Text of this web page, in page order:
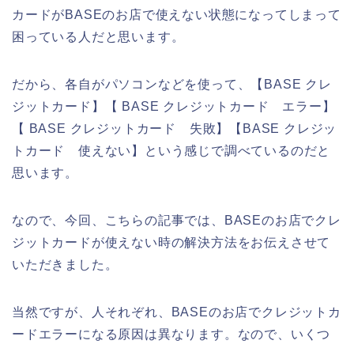
カードがBASEのお店で使えない状態になってしまって
困っている人だと思います。
だから、各自がパソコンなどを使って、【BASE クレ
ジットカード】【 BASE クレジットカード エラー】
【 BASE クレジットカード 失敗】【BASE クレジッ
トカード 使えない】という感じで調べているのだと
思います。
なので、今回、こちらの記事では、BASEのお店でクレ
ジットカードが使えない時の解決方法をお伝えさせて
いただきました。
当然ですが、人それぞれ、BASEのお店でクレジットカ
ードエラーになる原因は異なります。なので、いくつ